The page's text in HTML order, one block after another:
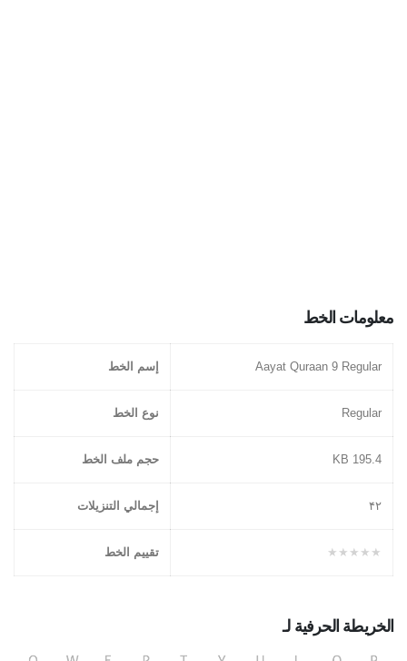
معلومات الخط
Aayat Quraan 9 Regular إسم الخط
Regular نوع الخط
195.4 KB حجم ملف الخط
۴٢ إجمالي التنزيلات
★★★★★ تقييم الخط
الخريطة الحرفية لـ